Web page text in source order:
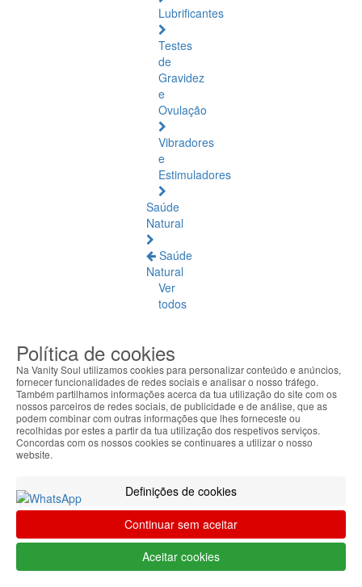
Lubrificantes
Testes
de
Gravidez
e
Ovulação
Vibradores
e
Estimuladores
Saúde
Natural
Saúde
Natural
Ver
todos
Báltico
Articulações
e
Músculos
Bem-
Circulação
e
Pernas
Cansadas
Política de cookies
Na Vanity Soul utilizamos cookies para personalizar conteúdo e anúncios,
fornecer funcionalidades de redes sociais e analisar o nosso tráfego.
Também partilhamos informações acerca da tua utilização do site com os
nossos parceiros de redes sociais, de publicidade e de análise, que as
podem combinar com outras informações que lhes forneceste ou
recolhidas por estes a partir da tua utilização dos respetivos serviços.
Concordas com os nossos cookies se continuares a utilizar o nosso
website.
Definições de cookies
Continuar sem aceitar
Aceitar cookies